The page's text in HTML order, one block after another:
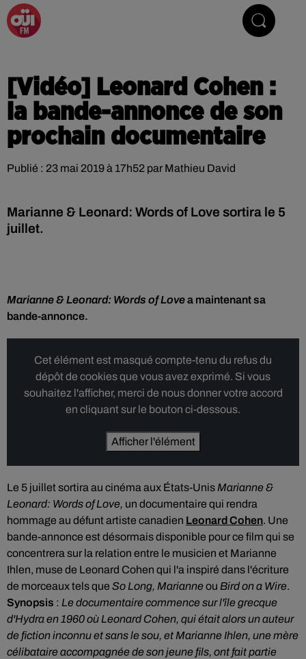
[Vidéo] Leonard Cohen :
la bande-annonce de son
prochain documentaire
Publié : 23 mai 2019 à 17h52 par Mathieu David
Marianne & Leonard: Words of Love sortira le 5
juillet.
Marianne & Leonard: Words of Lovea maintenant sa
bande-annonce.
Cet élément est masqué compte-tenu du refus du
dépôt de cookies que vous avez exprimé. Si vous
souhaitez l'afficher, merci de nous donner votre accord
en cliquant sur le bouton ci-dessous.
Afficher l'élément
Le 5 juillet sortira au cinéma aux États-Unis Marianne &
Leonard: Words of Love, un documentaire qui rendra
hommage au défunt artiste canadien Leonard Cohen. Une
bande-annonce est désormais disponible pour ce film qui se
concentrera sur la relation entre le musicien et Marianne
Ihlen, muse de Leonard Cohen qui l'a inspiré dans l'écriture
de morceaux tels que So Long, Marianneou Bird on a Wire.
Synopsis : Le documentaire commence sur l'île grecque
d'Hydra en 1960 où Leonard Cohen, qui était alors un auteur
de fiction inconnu et sans le sou, et Marianne Ihlen, une mère
célibataire accompagnée de son jeune fils, ont fait partie